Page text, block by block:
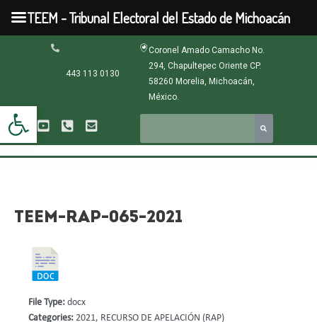
Abrir barra de herramientas
contenido
443 113 0130
Coronel Amado Camacho No.
294, Chapultepec Oriente CP.
58260 Morelia, Michoacán,
México.
TEEM-RAP-065-2021
File Type: docx
Categories: 2021, RECURSO DE APELACIÓN (RAP)
TEEM - Tribunal Electoral del Estado de Michoacán